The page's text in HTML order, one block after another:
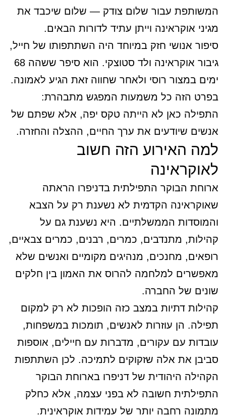
המשותפת עבור שלום צודק — שלום שיכבד את
מגיני אוקראינה וייתן עתיד לדורות הבאים.
סיפור אנושי חזק במיוחד היה השתתפותו של חייל,
גיבור אוקראינה ולד סטוצקי. הוא סיפר ששהה 68
ימים במצור רוסי ולאחר שחווה זאת הגיע לאמונה.
בפרט הזה כל משמעות המפגש מתבהרת:
התפילה כאן לא הייתה טקס יפה, אלא שפתם של
אנשים שיודעים את ערך החיים, ההצלה והחזרה.
למה האירוע הזה חשוב
לאוקראינה
ארוחת הבוקר התפילתית בדניפרו הראתה
שאוקראינה הקדמית לא נשענת רק על הצבא
והמוסדות הממשלתיים. היא נשענת גם על
קהילות, מתנדבים, כמרים, רבנים, כמרים צבאיים,
רופאים, מחנכים, מנהיגים מקומיים ואנשים שלא
מאפשרים למלחמה להרוס את האמון בין חלקים
שונים של החברה.
קהילות דתיות במצב כזה הופכות לא רק למקום
תפילה. הן עוזרות לאנשים, תומכות במשפחות,
עובדות עם עקורים, מדברות עם חיילים, אוספות
סביבן את אלה שזקוקים לתמיכה. לכן השתתפות
הקהילה היהודית של דניפרו בארוחת הבוקר
התפילתית חשובה לא בפני עצמה, אלא כחלק
מתמונה רחבה יותר של עמידות אוקראינית.